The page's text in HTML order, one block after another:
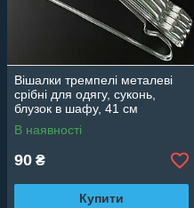
Вішалки тремпелі металеві
срібні для одягу, суконь,
блузок в шафу, 41 см
В наявності
90 ₴
Купити